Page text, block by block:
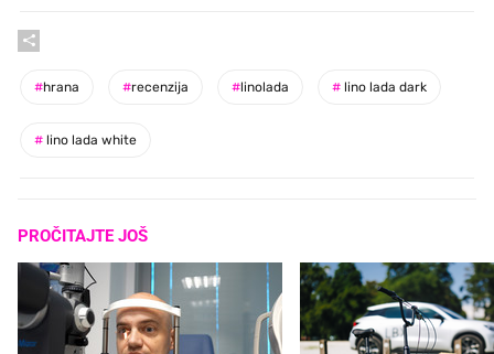
#hrana #recenzija #linolada # lino lada dark
# lino lada white
PROČITAJTE JOŠ